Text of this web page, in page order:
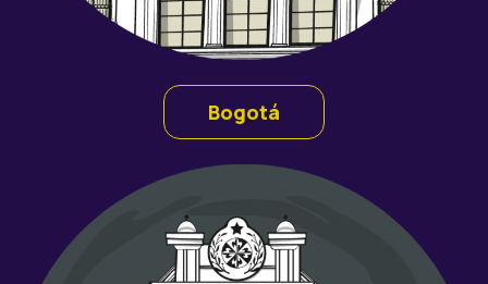
Bogotá